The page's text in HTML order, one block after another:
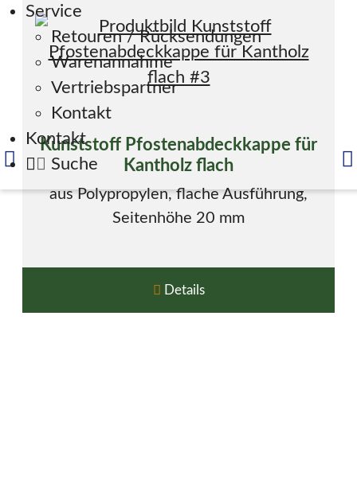
Service
Retouren / Rücksendungen
Warenannahme
Vertriebspartner
Kontakt
Kontakt
Suche
Kunststoff Pfostenabdeckkappe für
Kantholz flach
aus Polypropylen, flache Ausführung,
Seitenhöhe 20 mm
Details